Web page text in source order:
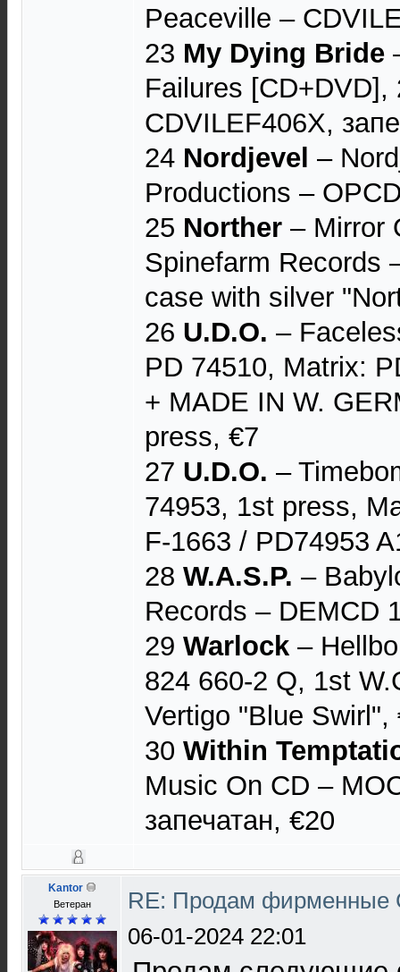
Peaceville ‎–
23 My Dying Bride
Failures
CDVILEF406X,
24 Nordjevel –
Productions –
25 Norther – Mirror
Spinefarm Records
case with silver
26 U.D.O. –
PD 74510, Matrix:
+ MADE IN W.
press, €7
27 U.D.O. –
74953, 1st press,
F-1663 / PD74953
28 W.A.S.P. –
Records – DEMCD
29 Warlock –
824 660-2 Q, 1st
Vertigo "Blue Swirl",
30 Within
Music On CD –
запечатан, €20
Kantor
Ветеран
RE: Продам фирменные
06-01-2024 22:01